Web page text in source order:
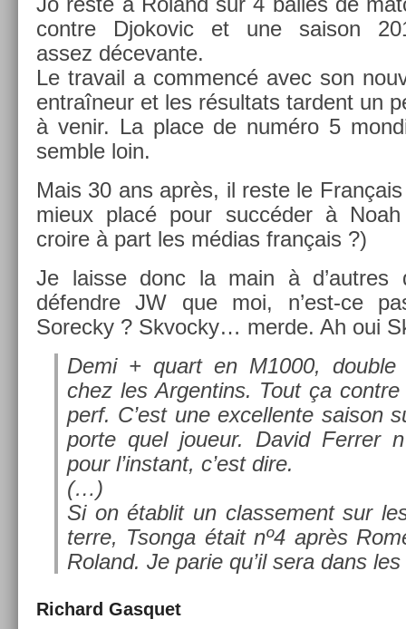
con­tre Djokovic et une saison
assez décevan­te.
Le travail a com­mencé avec son
entraîneur et les résul­tats tar­dent un
à venir. La place de numéro 5
semble loin.
Mais 30 ans après, il reste le
mieux placé pour succéder à
croire à part les médias français ?)
Je lais­se donc la main à d’aut­res
défendre JW que moi, n’est-ce
Sorec­ky ? Skvoc­ky… merde. Ah oui
Demi + quart en M1000,
chez les Ar­gentins. Tout ça
perf. C’est une ex­cel­lente saison
porte quel joueur. David Ferr­er
pour l’instant, c’est dire.
(…)
Si on étab­lit un clas­se­ment sur
terre, Tson­ga était nº4 après
Roland. Je parie qu’il sera dans
Ric­hard Gas­quet